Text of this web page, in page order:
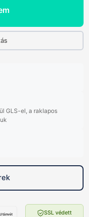
3/4'',
500
GLS-el, a raklapos
Utánvét SSL védett